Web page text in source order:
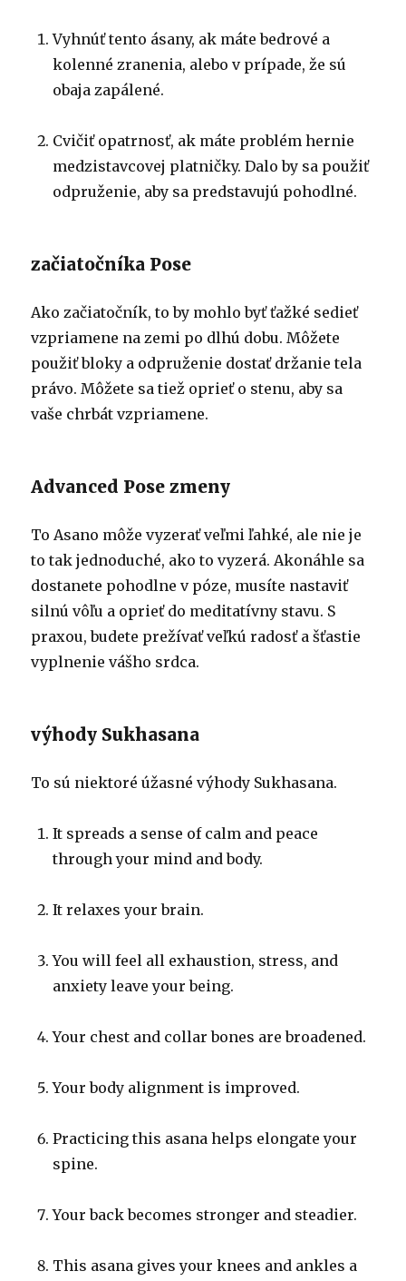
Vyhnúť tento ásany, ak máte bedrové a
kolenné zranenia, alebo v prípade, že sú
obaja zapálené.
Cvičiť opatrnosť, ak máte problém hernie
medzistavcovej platničky. Dalo by sa použiť
odpruženie, aby sa predstavujú pohodlné.
začiatočníka Pose
Ako začiatočník, to by mohlo byť ťažké sedieť
vzpriamene na zemi po dlhú dobu. Môžete
použiť bloky a odpruženie dostať držanie tela
právo. Môžete sa tiež oprieť o stenu, aby sa
vaše chrbát vzpriamene.
Advanced Pose zmeny
To Asano môže vyzerať veľmi ľahké, ale nie je
to tak jednoduché, ako to vyzerá. Akonáhle sa
dostanete pohodlne v póze, musíte nastaviť
silnú vôľu a oprieť do meditatívny stavu. S
praxou, budete prežívať veľkú radosť a šťastie
vyplnenie vášho srdca.
výhody Sukhasana
To sú niektoré úžasné výhody Sukhasana.
It spreads a sense of calm and peace
through your mind and body.
It relaxes your brain.
You will feel all exhaustion, stress, and
anxiety leave your being.
Your chest and collar bones are broadened.
Your body alignment is improved.
Practicing this asana helps elongate your
spine.
Your back becomes stronger and steadier.
This asana gives your knees and ankles a